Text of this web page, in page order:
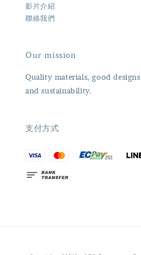
影片介紹
聯絡我們
Our mission
Quality materials, good
and sustainability.
支付方式